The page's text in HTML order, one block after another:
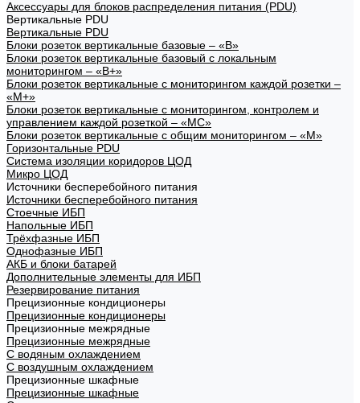
Аксессуары для блоков распределения питания (PDU)
Вертикальные PDU
Вертикальные PDU
Блоки розеток вертикальные базовые – «В»
Блоки розеток вертикальные базовый с локальным
мониторингом – «В+»
Блоки розеток вертикальные с мониторингом каждой розетки –
«М+»
Блоки розеток вертикальные с мониторингом, контролем и
управлением каждой розеткой – «МС»
Блоки розеток вертикальные с общим мониторингом – «М»
Горизонтальные PDU
Система изоляции коридоров ЦОД
Микро ЦОД
Источники бесперебойного питания
Источники бесперебойного питания
Стоечные ИБП
Напольные ИБП
Трёхфазные ИБП
Однофазные ИБП
АКБ и блоки батарей
Дополнительные элементы для ИБП
Резервирование питания
Прецизионные кондиционеры
Прецизионные кондиционеры
Прецизионные межрядные
Прецизионные межрядные
С водяным охлаждением
С воздушным охлаждением
Прецизионные шкафные
Прецизионные шкафные